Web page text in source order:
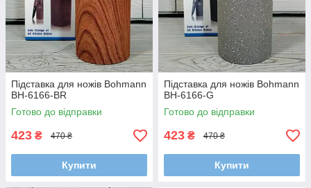
Підставка для ножів Bohmann
BH-6166-BR
Готово до відправки
423 ₴ 470 ₴
Купити
Підставка для ножів Bohmann
BH-6166-G
Готово до відправки
423 ₴ 470 ₴
Купити